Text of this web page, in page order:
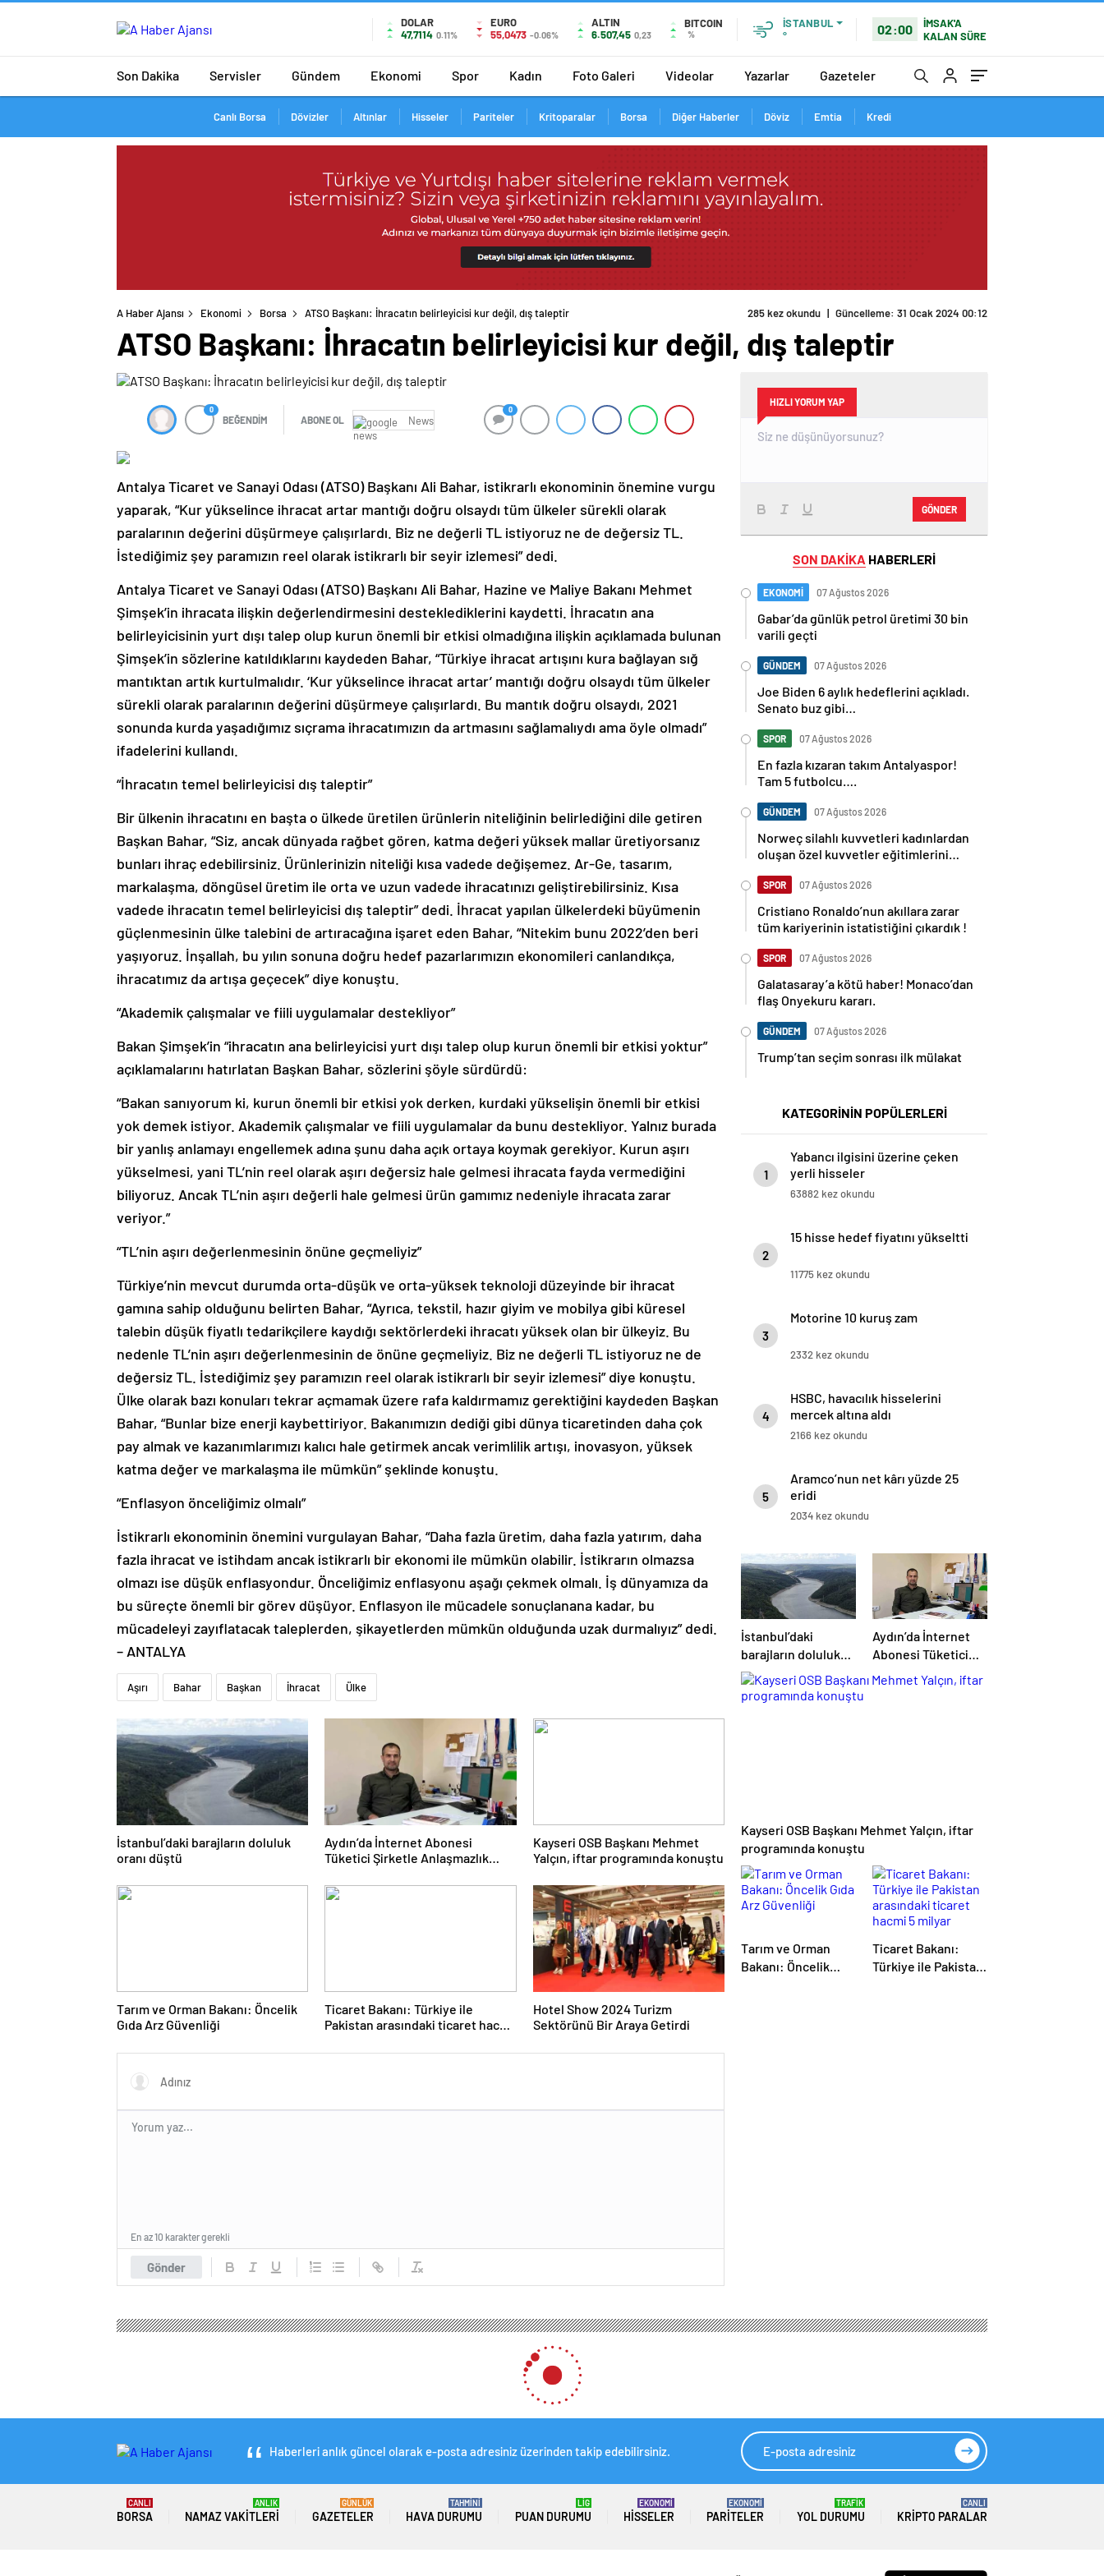
DOLAR
47,7114 0.11%
EURO
55,0473 -0.06%
ALTIN
6.507,45 0,23
BITCOIN
%
İSTANBUL
°
02:00
İMSAK'A
KALAN SÜRE
Son Dakika Servisler Gündem Ekonomi Spor Kadın Foto Galeri Videolar Yazarlar Gazeteler
Canlı Borsa Dövizler Altınlar Hisseler Pariteler Kritoparalar Borsa Diğer Haberler Döviz Emtia Kredi
A Haber Ajansı Ekonomi Borsa ATSO Başkanı: İhracatın belirleyicisi kur değil, dış taleptir 285 kez okundu | Güncelleme: 31 Ocak 2024 00:12
ATSO Başkanı: İhracatın belirleyicisi kur değil, dış taleptir
0
BEĞENDİM ABONE OL News
0
Antalya Ticaret ve Sanayi Odası (ATSO) Başkanı Ali Bahar, istikrarlı ekonominin önemine vurgu
yaparak, “Kur yükselince ihracat artar mantığı doğru olsaydı tüm ülkeler sürekli olarak
paralarının değerini düşürmeye çalışırlardı. Biz ne değerli TL istiyoruz ne de değersiz TL.
İstediğimiz şey paramızın reel olarak istikrarlı bir seyir izlemesi” dedi.
Antalya Ticaret ve Sanayi Odası (ATSO) Başkanı Ali Bahar, Hazine ve Maliye Bakanı Mehmet
Şimşek’in ihracata ilişkin değerlendirmesini desteklediklerini kaydetti. İhracatın ana
belirleyicisinin yurt dışı talep olup kurun önemli bir etkisi olmadığına ilişkin açıklamada bulunan
Şimşek’in sözlerine katıldıklarını kaydeden Bahar, “Türkiye ihracat artışını kura bağlayan sığ
mantıktan artık kurtulmalıdır. ‘Kur yükselince ihracat artar’ mantığı doğru olsaydı tüm ülkeler
sürekli olarak paralarının değerini düşürmeye çalışırlardı. Bu mantık doğru olsaydı, 2021
sonunda kurda yaşadığımız sıçrama ihracatımızın da artmasını sağlamalıydı ama öyle olmadı”
ifadelerini kullandı.
“İhracatın temel belirleyicisi dış taleptir”
Bir ülkenin ihracatını en başta o ülkede üretilen ürünlerin niteliğinin belirlediğini dile getiren
Başkan Bahar, “Siz, ancak dünyada rağbet gören, katma değeri yüksek mallar üretiyorsanız
bunları ihraç edebilirsiniz. Ürünlerinizin niteliği kısa vadede değişemez. Ar-Ge, tasarım,
markalaşma, döngüsel üretim ile orta ve uzun vadede ihracatınızı geliştirebilirsiniz. Kısa
vadede ihracatın temel belirleyicisi dış taleptir” dedi. İhracat yapılan ülkelerdeki büyümenin
güçlenmesinin ülke talebini de artıracağına işaret eden Bahar, “Nitekim bunu 2022’den beri
yaşıyoruz. İnşallah, bu yılın sonuna doğru hedef pazarlarımızın ekonomileri canlandıkça,
ihracatımız da artışa geçecek” diye konuştu.
“Akademik çalışmalar ve fiili uygulamalar destekliyor”
Bakan Şimşek’in “ihracatın ana belirleyicisi yurt dışı talep olup kurun önemli bir etkisi yoktur”
açıklamalarını hatırlatan Başkan Bahar, sözlerini şöyle sürdürdü:
“Bakan sanıyorum ki, kurun önemli bir etkisi yok derken, kurdaki yükselişin önemli bir etkisi
yok demek istiyor. Akademik çalışmalar ve fiili uygulamalar da bunu destekliyor. Yalnız burada
bir yanlış anlamayı engellemek adına şunu daha açık ortaya koymak gerekiyor. Kurun aşırı
yükselmesi, yani TL’nin reel olarak aşırı değersiz hale gelmesi ihracata fayda vermediğini
biliyoruz. Ancak TL’nin aşırı değerli hale gelmesi ürün gamımız nedeniyle ihracata zarar
veriyor.”
“TL’nin aşırı değerlenmesinin önüne geçmeliyiz”
Türkiye’nin mevcut durumda orta-düşük ve orta-yüksek teknoloji düzeyinde bir ihracat
gamına sahip olduğunu belirten Bahar, “Ayrıca, tekstil, hazır giyim ve mobilya gibi küresel
talebin düşük fiyatlı tedarikçilere kaydığı sektörlerdeki ihracatı yüksek olan bir ülkeyiz. Bu
nedenle TL’nin aşırı değerlenmesinin de önüne geçmeliyiz. Biz ne değerli TL istiyoruz ne de
değersiz TL. İstediğimiz şey paramızın reel olarak istikrarlı bir seyir izlemesi” diye konuştu.
Ülke olarak bazı konuları tekrar açmamak üzere rafa kaldırmamız gerektiğini kaydeden Başkan
Bahar, “Bunlar bize enerji kaybettiriyor. Bakanımızın dediği gibi dünya ticaretinden daha çok
pay almak ve kazanımlarımızı kalıcı hale getirmek ancak verimlilik artışı, inovasyon, yüksek
katma değer ve markalaşma ile mümkün” şeklinde konuştu.
“Enflasyon önceliğimiz olmalı”
İstikrarlı ekonominin önemini vurgulayan Bahar, “Daha fazla üretim, daha fazla yatırım, daha
fazla ihracat ve istihdam ancak istikrarlı bir ekonomi ile mümkün olabilir. İstikrarın olmazsa
olmazı ise düşük enflasyondur. Önceliğimiz enflasyonu aşağı çekmek olmalı. İş dünyamıza da
bu süreçte önemli bir görev düşüyor. Enflasyon ile mücadele sonuçlanana kadar, bu
mücadeleyi zayıflatacak taleplerden, şikayetlerden mümkün olduğunda uzak durmalıyız” dedi.
– ANTALYA
Aşırı Bahar Başkan İhracat Ülke
İstanbul’daki barajların doluluk
oranı düştü
Aydın’da İnternet Abonesi
Tüketici Şirketle Anlaşmazlık
Kayseri OSB Başkanı Mehmet
Yalçın, iftar programında konuştu
Tarım ve Orman Bakanı: Öncelik
Gıda Arz Güvenliği
Ticaret Bakanı: Türkiye ile
Pakistan arasındaki ticaret hacmi
Hotel Show 2024 Turizm
Sektörünü Bir Araya Getirdi
Gönder
En az 10 karakter gerekli
HIZLI YORUM YAP
GÖNDER
SON DAKİKA HABERLERİ
EKONOMİ 07 Ağustos 2026
Gabar’da günlük petrol üretimi 30 bin
varili geçti
GÜNDEM 07 Ağustos 2026
Joe Biden 6 aylık hedeflerini açıkladı.
Senato buz gibi…
SPOR 07 Ağustos 2026
En fazla kızaran takım Antalyaspor!
Tam 5 futbolcu….
GÜNDEM 07 Ağustos 2026
Norweç silahlı kuvvetleri kadınlardan
oluşan özel kuvvetler eğitimlerini
SPOR 07 Ağustos 2026
Cristiano Ronaldo’nun akıllara zarar
tüm kariyerinin istatistiğini çıkardık !
SPOR 07 Ağustos 2026
Galatasaray’a kötü haber! Monaco’dan
flaş Onyekuru kararı.
GÜNDEM 07 Ağustos 2026
Trump’tan seçim sonrası ilk mülakat
KATEGORİNİN POPÜLERLERİ
1
Yabancı ilgisini üzerine çeken
yerli hisseler
63882 kez okundu
2
15 hisse hedef fiyatını yükseltti
11775 kez okundu
3
Motorine 10 kuruş zam
2332 kez okundu
4
HSBC, havacılık hisselerini
mercek altına aldı
2166 kez okundu
5
Aramco’nun net kârı yüzde 25
eridi
2034 kez okundu
İstanbul’daki
barajların doluluk
oranı düştü
Aydın’da İnternet
Abonesi Tüketici
Şirketle
Anlaşmazlık Yaşadı
Kayseri OSB Başkanı Mehmet Yalçın, iftar
programında konuştu
Tarım ve Orman
Bakanı: Öncelik
Ticaret Bakanı:
Türkiye ile Pakistan
Haberleri anlık güncel olarak e-posta adresiniz üzerinden takip edebilirsiniz.
BORSA
CANLI
NAMAZ VAKITLERI
ANLIK
GAZETELER
GÜNLÜK
HAVA DURUMU
TAHMİNİ
PUAN DURUMU
LİG
HISSELER
EKONOMİ
PARITELER
EKONOMİ
YOL DURUMU
TRAFİK
KRIPTO PARALAR
CANLI